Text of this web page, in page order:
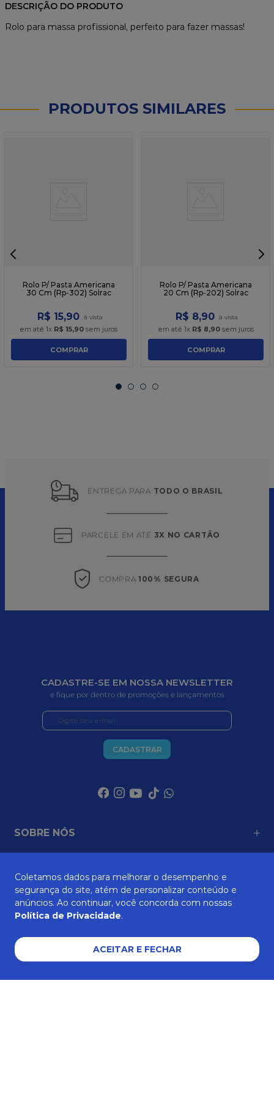
DESCRIÇÃO DO PRODUTO
Rolo para massa profissional, perfeito para fazer massas!
PRODUTOS SIMILARES
Rolo P/ Pasta Americana
30 Cm (Rp-302) Solrac
R$ 15,90
em até 1x R$ 15,90 sem juros
COMPRAR
Rolo P/ Pasta Americana
20 Cm (Rp-202) Solrac
R$ 8,90
em até 1x R$ 8,90sem juros
COMPRAR
ENTREGA PARA TODO O BRASIL
PARCELE EM ATÉ 3X NO CARTÃO
COMPRA 100% SEGURA
CADASTRE-SE EM NOSSA NEWSLETTER
e fique por dentro de promoções e lançamentos
CADASTRAR
SOBRE NÓS
ATENDIMENTO
Coletamos dados para melhorar o desempenho e
segurança do site, atém de personalizar conteúdo e
anúncios. Ao continuar, você concorda com nossas
Política de Privacidade.
ACEITAR E FECHAR